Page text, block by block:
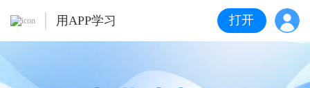
用APP学习 打开